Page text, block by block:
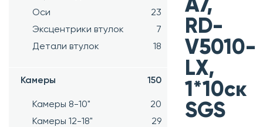
Оси
23
Эксцентрики втулок
7
Детали втулок
18
Камеры 150
Камеры 8-10"
20
Камеры 12-18"
29
A7,
RD-
V5010-
LX,
1*10ск
SGS